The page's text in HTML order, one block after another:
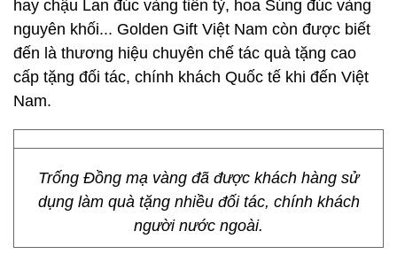
hay chậu Lan đúc vàng tiền tỷ, hoa Súng đúc vàng
nguyên khối... Golden Gift Việt Nam còn được biết
đến là thương hiệu chuyên chế tác quà tặng cao
cấp tặng đối tác, chính khách Quốc tế khi đến Việt
Nam.
Trống Đồng mạ vàng đã được khách hàng sử
dụng làm quà tặng nhiều đối tác, chính khách
người nước ngoài.